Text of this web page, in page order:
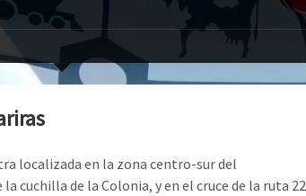
localizada en la zona centro-sur del
cuchilla de la Colonia, y en el cruce de la ruta 22